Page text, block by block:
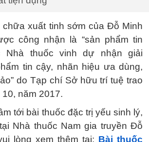
chữa xuất tinh sớm của Đỗ Minh
công nhận là “sản phẩm tin
Nhà thuốc vinh dự nhận giải
tin cậy, nhãn hiệu ưa dùng,
do Tạp chí Sở hữu trí tuệ trao
năm 2017.
tới bài thuốc đặc trị yếu sinh lý,
Nhà thuốc Nam gia truyền Đỗ
lòng xem thêm tại: Bài thuốc